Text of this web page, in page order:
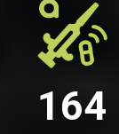
164